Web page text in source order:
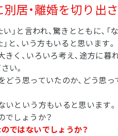
居・離婚を切り出
と言われ、驚きとともに、「な
と、いう方もいると思います。
きく、いろいろ考え、途方に
い。
う思っていたのか、どう思っ
いという方もいると思います。
でしょうか？
ではないでしょうか？